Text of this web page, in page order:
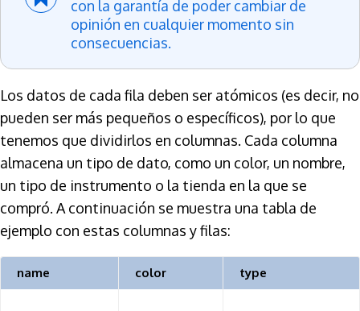
con la garantía de poder cambiar de
opinión en cualquier momento sin
consecuencias.
Los datos de cada fila deben ser atómicos (es decir, no
pueden ser más pequeños o específicos), por lo que
tenemos que dividirlos en columnas. Cada columna
almacena un tipo de dato, como un color, un nombre,
un tipo de instrumento o la tienda en la que se
compró. A continuación se muestra una tabla de
ejemplo con estas columnas y filas:
name color type